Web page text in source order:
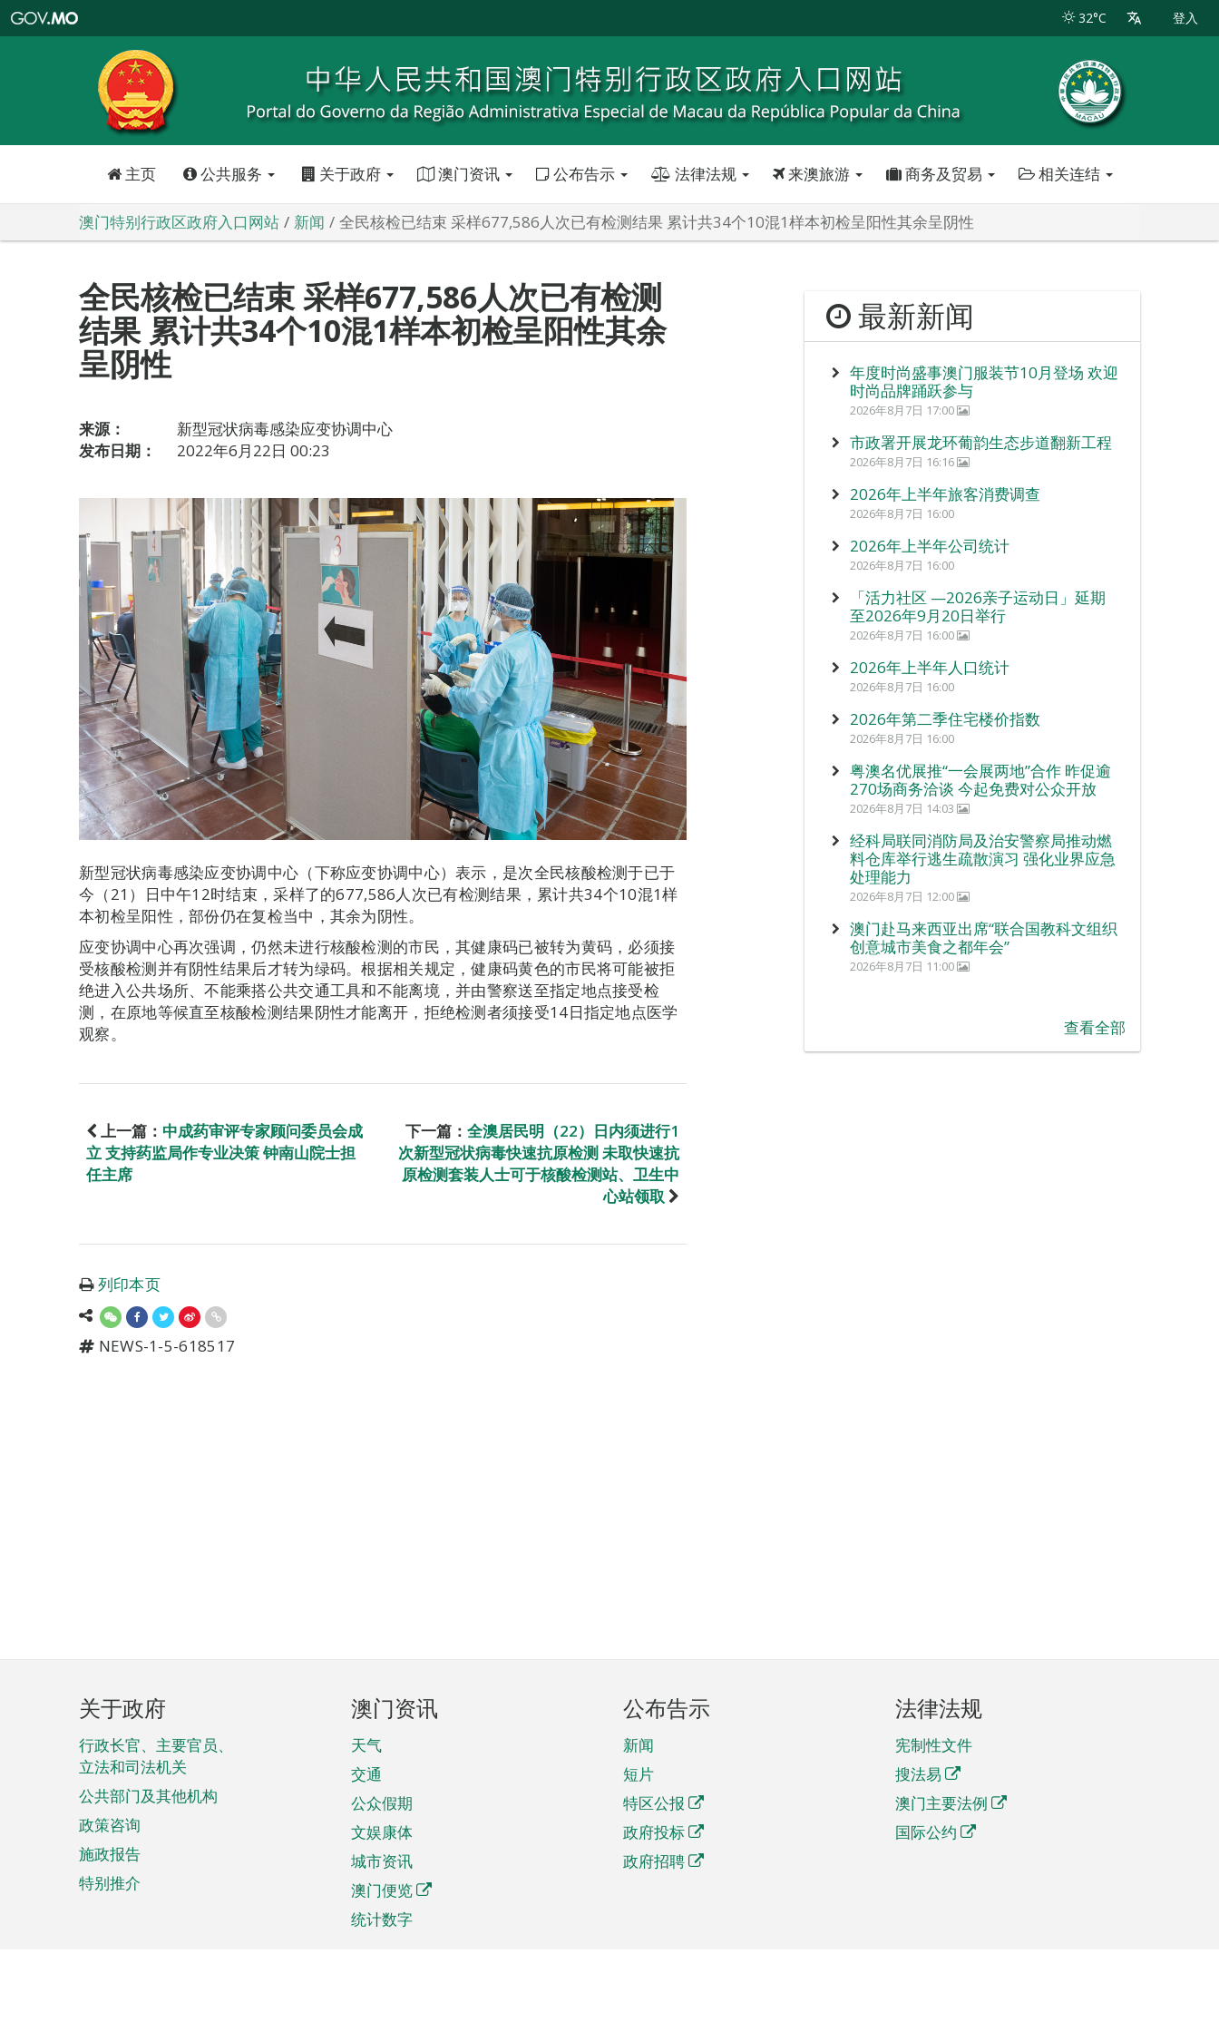
特
政
区
政
口
32°C 登入
主页 公共服务 关于政府 澳门资讯 公布告示 法律法规 来澳旅游 商务及贸易 相关连结
澳门特别行政区政府入口网站 新闻 全民核检已结束 采样677,586人次已有检测结果 累计共34个10混1样本初检呈阳性其余呈阴性
全民核检已结束 采样677,586人次已有检测
结果 累计共34个10混1样本初检呈阳性其余
呈阴性
来源：
新型冠状病毒感染应变协调中心
发布日期：
2022年6月22日 00:23
新型冠状病毒感染应变协调中心（下称应变协调中心）表示，是次全民核酸检测于已于
今（21）日中午12时结束，采样了的677,586人次已有检测结果，累计共34个10混1样
本初检呈阳性，部份仍在复检当中，其余为阴性。
应变协调中心再次强调，仍然未进行核酸检测的市民，其健康码已被转为黄码，必须接
受核酸检测并有阴性结果后才转为绿码。根据相关规定，健康码黄色的市民将可能被拒
绝进入公共场所、不能乘搭公共交通工具和不能离境，并由警察送至指定地点接受检
测，在原地等候直至核酸检测结果阴性才能离开，拒绝检测者须接受14日指定地点医学
观察。
上一篇： 中成药审评专家顾问委员会成
立 支持药监局作专业决策 钟南山院士担
任主席
下一篇： 全澳居民明（22）日内须进行1
次新型冠状病毒快速抗原检测 未取快速抗
原检测套装人士可于核酸检测站、卫生中
心站领取
列印本页
NEWS-1-5-618517
最新新闻
年度时尚盛事澳门服装节10月登场 欢迎
时尚品牌踊跃参与
2026年8月7日 17:00
市政署开展龙环葡韵生态步道翻新工程
2026年8月7日 16:16
2026年上半年旅客消费调查
2026年8月7日 16:00
2026年上半年公司统计
2026年8月7日 16:00
「活力社区 —2026亲子运动日」延期
至2026年9月20日举行
2026年8月7日 16:00
2026年上半年人口统计
2026年8月7日 16:00
2026年第二季住宅楼价指数
2026年8月7日 16:00
粤澳名优展推“一会展两地”合作 昨促逾
270场商务洽谈 今起免费对公众开放
2026年8月7日 14:03
经科局联同消防局及治安警察局推动燃
料仓库举行逃生疏散演习 强化业界应急
处理能力
2026年8月7日 12:00
澳门赴马来西亚出席“联合国教科文组织
创意城市美食之都年会”
2026年8月7日 11:00
查看全部
页
脚
菜
单
关于政府
行政长官、主要官员、
立法和司法机关
公共部门及其他机构
政策咨询
施政报告
特别推介
澳门资讯
天气
交通
公众假期
文娱康体
城市资讯
澳门便览
统计数字
公布告示
新闻
短片
特区公报
政府投标
政府招聘
法律法规
宪制性文件
搜法易
澳门主要法例
国际公约